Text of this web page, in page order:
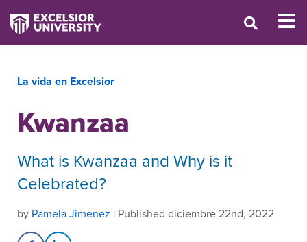
La vida en Excelsior
Kwanzaa
What is Kwanzaa and Why is it
Celebrated?
by Pamela Jimenez | Published diciembre 22nd, 2022